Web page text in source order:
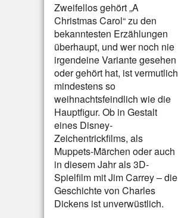
Zweifellos gehört „A
Christmas Carol“ zu den
bekanntesten Erzählungen
überhaupt, und wer noch nie
irgendeine Variante gesehen
oder gehört hat, ist vermutlich
mindestens so
weihnachtsfeindlich wie die
Hauptfigur. Ob in Gestalt
eines Disney-
Zeichentrickfilms, als
Muppets-Märchen oder auch
in diesem Jahr als 3D-
Spielfilm mit Jim Carrey – die
Geschichte von Charles
Dickens ist unverwüstlich.